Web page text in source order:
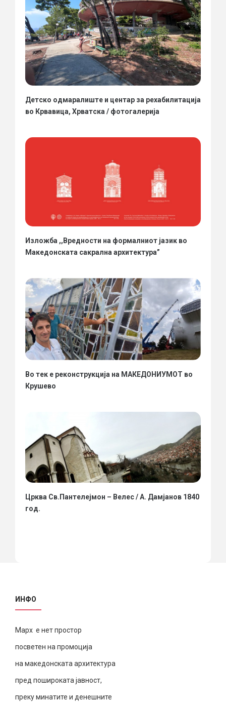
Детско одмаралиште и центар за рехабилитација
во Крвавица, Хрватска / фотогалерија
Изложба ,,Вредности на формалниот јазик во
Македонската сакрална архитектура”
Во тек е реконструкција на МАКЕДОНИУМОТ во
Крушево
Црква Св.Пантелејмон – Велес / А. Дамјанов 1840
год.
ИНФО
Марх е нет простор
посветен на промоција
на македонската архитектура
пред пошироката јавност,
преку минатите и денешните